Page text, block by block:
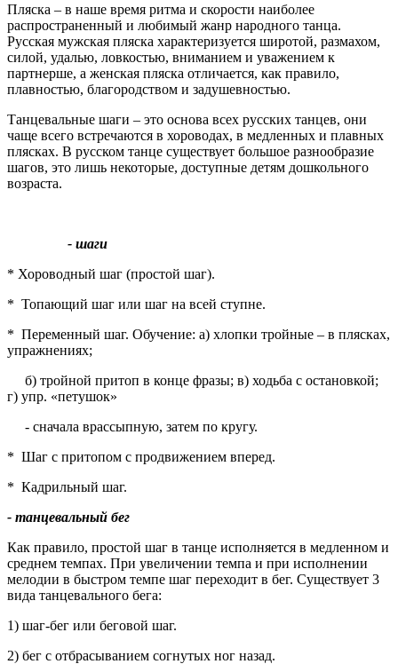
Пляска – в наше время ритма и скорости наиболее
распространенный и любимый жанр народного танца.
Русская мужская пляска характеризуется широтой, размахом,
силой, удалью, ловкостью, вниманием и уважением к
партнерше, а женская пляска отличается, как правило,
плавностью, благородством и задушевностью.
Танцевальные шаги – это основа всех русских танцев, они
чаще всего встречаются в хороводах, в медленных и плавных
плясках. В русском танце существует большое разнообразие
шагов, это лишь некоторые, доступные детям дошкольного
возраста.
- шаги
* Хороводный шаг (простой шаг).
* Топающий шаг или шаг на всей ступне.
* Переменный шаг. Обучение: а) хлопки тройные – в плясках,
упражнениях;
б) тройной притоп в конце фразы; в) ходьба с остановкой;
г) упр. «петушок»
- сначала врассыпную, затем по кругу.
* Шаг с притопом с продвижением вперед.
* Кадрильный шаг.
- танцевальный бег
Как правило, простой шаг в танце исполняется в медленном и
среднем темпах. При увеличении темпа и при исполнении
мелодии в быстром темпе шаг переходит в бег. Существует 3
вида танцевального бега:
1) шаг-бег или беговой шаг.
2) бег с отбрасыванием согнутых ног назад.